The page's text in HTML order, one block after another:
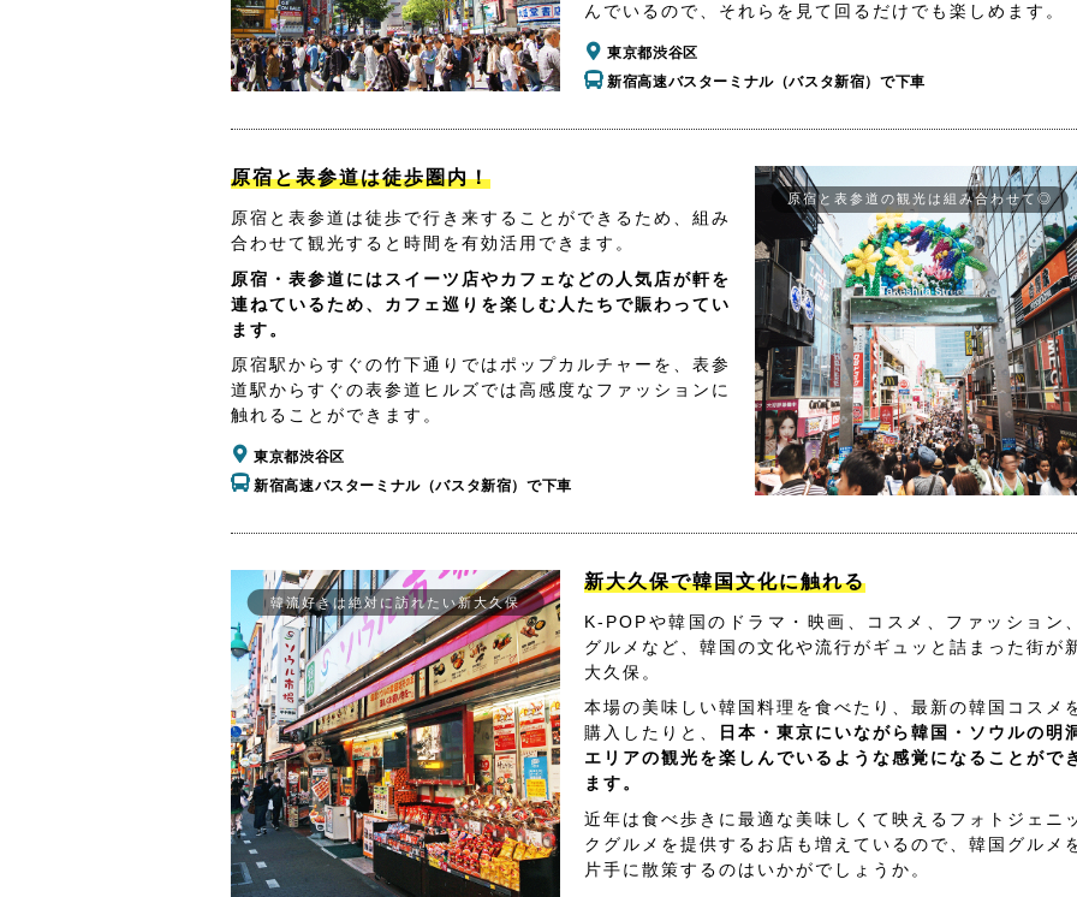
んでいるので、それらを見て回るだけでも楽しめます。
東京都渋谷区
新宿高速バスターミナル（バスタ新宿）で下車
原宿と表参道は徒歩圏内！
原宿と表参道は徒歩で行き来することができるため、組み
合わせて観光すると時間を有効活用できます。
原宿・表参道にはスイーツ店やカフェなどの人気店が軒を
連ねているため、カフェ巡りを楽しむ人たちで賑わってい
ます。
原宿駅からすぐの竹下通りではポップカルチャーを、表参
道駅からすぐの表参道ヒルズでは高感度なファッションに
触れることができます。
東京都渋谷区
新宿高速バスターミナル（バスタ新宿）で下車
原宿と表参道の観光は組み合わせて◎
韓流好きは絶対に訪れたい新大久保
新大久保で韓国文化に触れる
K-POPや韓国のドラマ・映画、コスメ、ファッション
グルメなど、韓国の文化や流行がギュッと詰まった街が
大久保。
本場の美味しい韓国料理を食べたり、最新の韓国コスメ
購入したりと、
日本・東京にいながら韓国・ソウルの明
エリアの観光を楽しんでいるような感覚になることがで
ます。
近年は食べ歩きに最適な美味しくて映えるフォトジェニ
クグルメを提供するお店も増えているので、韓国グルメ
片手に散策するのはいかがでしょうか。